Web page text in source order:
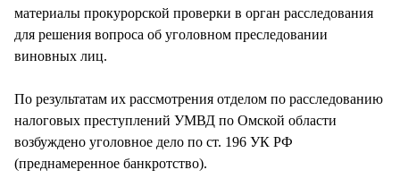
материалы прокурорской проверки в орган расследования
для решения вопроса об уголовном преследовании
виновных лиц.
По результатам их рассмотрения отделом по расследованию
налоговых преступлений УМВД по Омской области
возбуждено уголовное дело по ст. 196 УК РФ
(преднамеренное банкротство).